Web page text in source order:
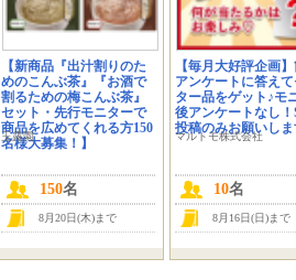
【新商品『出汁割りのた
めのこんぶ茶』『お酒で
割るための梅こんぶ茶』
セット・先行モニターで
商品を広めてくれる方150
名様大募集！】
玉露園
150名
8月20日(木)まで
【毎月大好評企画
アンケートに答え
ター品をゲット♪モ
後アンケートなし！
投稿のみお願いしま
マルトモ株式会社
10名
8月16日(日)まで
も⭕️ それにきな粉をプラスして
けてみます🍰 カネ吉オンライン
インYahoo!店のお得な情報などが
品対象の『友だち追加初回限定ク
家には、足りなくてヒステリック
世話になりそうだわ #PR #株式会
#カネ吉の煮豆 #カネ吉の黒豆 #カ
ne_fan #カネ吉 #カネ吉オンライン
の黒豆アレンジレシピ #黒豆
* 今日のランチはカネ吉の黒豆入
黒豆をプラスして美味しさ倍増で
水…200cc カネ吉の黒豆…お好みで
き混ぜる。 ② カップの6～7分目
豆、上品な甘さでお豆の味が引き
トにアレンジしても美味しいです
g.goo.ne.jp/007chima/e/
吉 #カネ吉オンライン
3 #レシピ #recipe #簡単レシピ #手